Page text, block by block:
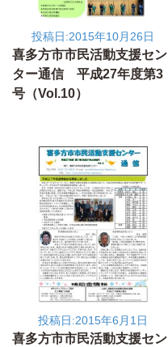
投稿日:2015年10月26日
喜多方市市民活動支援セン
ター通信 平成27年度第3
号（Vol.10）
投稿日:2015年6月1日
喜多方市市民活動支援セン